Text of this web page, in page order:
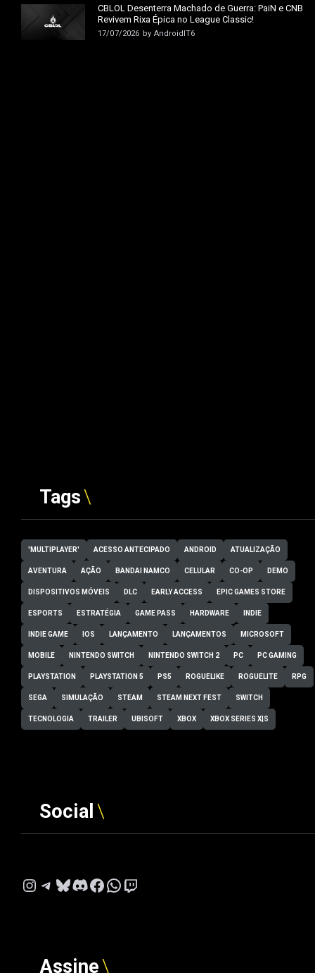
CBLOL Desenterra Machado de Guerra: PaiN e CNB
Revivem Rixa Épica no League Classic!
17/07/2026 by AndroidIT6
Tags
'MULTIPLAYER' ACESSO ANTECIPADO ANDROID ATUALIZAÇÃO
AVENTURA AÇÃO BANDAI NAMCO CELULAR CO-OP DEMO
DISPOSITIVOS MÓVEIS DLC EARLY ACCESS EPIC GAMES STORE
ESPORTS ESTRATÉGIA GAME PASS HARDWARE INDIE
INDIE GAME IOS LANÇAMENTO LANÇAMENTOS MICROSOFT
MOBILE NINTENDO SWITCH NINTENDO SWITCH 2 PC PC GAMING
PLAYSTATION PLAYSTATION 5 PS5 ROGUELIKE ROGUELITE RPG
SEGA SIMULAÇÃO STEAM STEAM NEXT FEST SWITCH
TECNOLOGIA TRAILER UBISOFT XBOX XBOX SERIES X|S
Social
Instagram
Telegram
Bluesky
Discord
Facebook
WhatsApp
Twitch
Assine